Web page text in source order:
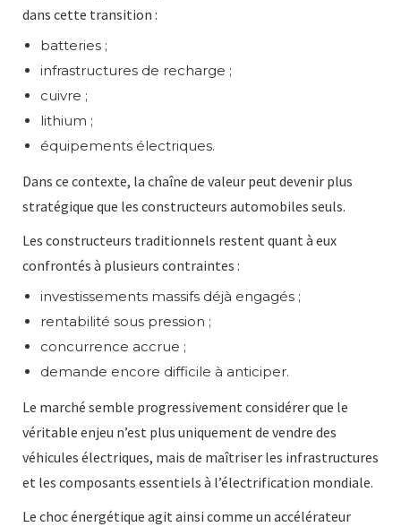
dans cette transition :
batteries ;
infrastructures de recharge ;
cuivre ;
lithium ;
équipements électriques.
Dans ce contexte, la chaîne de valeur peut devenir plus
stratégique que les constructeurs automobiles seuls.
Les constructeurs traditionnels restent quant à eux
confrontés à plusieurs contraintes :
investissements massifs déjà engagés ;
rentabilité sous pression ;
concurrence accrue ;
demande encore difficile à anticiper.
Le marché semble progressivement considérer que le
véritable enjeu n’est plus uniquement de vendre des
véhicules électriques, mais de maîtriser les infrastructures
et les composants essentiels à l’électrification mondiale.
Le choc énergétique agit ainsi comme un accélérateur